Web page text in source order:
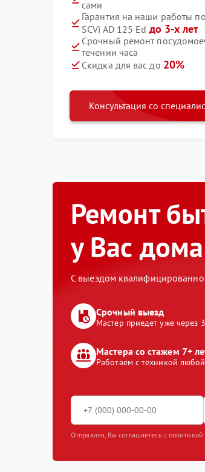
сами
Гарантия на наши работы
SCVi AD 125 Ed до 3-х лет
Срочный ремонт
течении часа
Скидка для вас до 20%
Консультация со
Ремонт
у Вас дома
С выездом
Срочный выезд
Мастер приедет уже через
Мастера со стажем 7+
Работаем с техникой
Отправляя, Вы соглашаетесь с